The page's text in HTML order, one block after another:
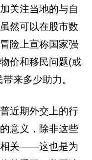
关注当地的与自
然可以在股市数
险上宣称国家强
价和移民问题(或
来多少助力。
近期外交上的行
意义，除非这些
相关——这也是为